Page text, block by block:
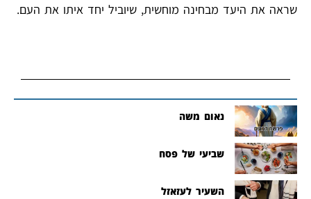
שראה את היעד מבחינה מוחשית, שיוביל יחד איתו את העם.
נאום משה
שביעי של פסח
השעיר לעזאזל